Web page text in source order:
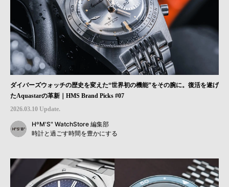
ダイバーズウォッチの歴史を変えた“世界初の機能”をその腕に。復活を遂げ
たAquastarの革新｜HMS Brand Picks #07
2026.03.10 Update.
HºM'S" WatchStore 編集部
時計と過ごす時間を豊かにする